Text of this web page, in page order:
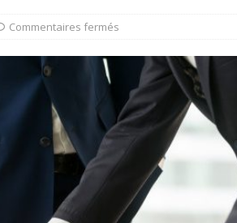
Commentaires fermés